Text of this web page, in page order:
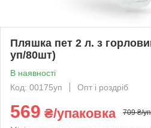
Пляшка пет 2 л. з
уп/80шт)
В наявності
Код: 00175уп
Опт і роздріб
569 ₴/упаковка 709 ₴/